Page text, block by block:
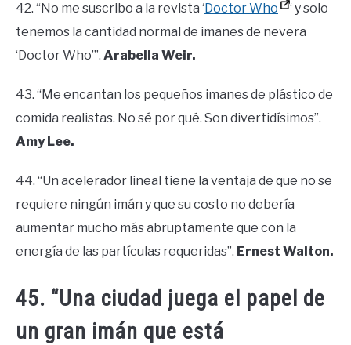
42. “No me suscribo a la revista ‘ Doctor Who
‘ y solo
tenemos la cantidad normal de imanes de nevera
‘Doctor Who’”. Arabella Weir.
43. “Me encantan los pequeños imanes de plástico de
comida realistas. No sé por qué. Son divertidísimos”.
Amy Lee.
44. “Un acelerador lineal tiene la ventaja de que no se
requiere ningún imán y que su costo no debería
aumentar mucho más abruptamente que con la
energía de las partículas requeridas”. Ernest Walton.
45. “Una ciudad juega el papel de
un gran imán que está